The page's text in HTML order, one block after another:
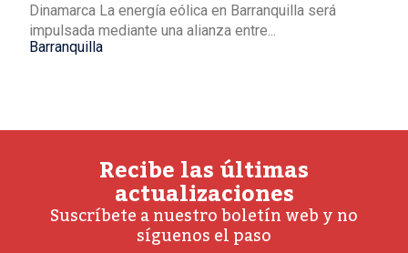
Dinamarca La energía eólica en Barranquilla será
impulsada mediante una alianza entre...
Barranquilla
Recibe las últimas
actualizaciones
Suscríbete a nuestro boletín web y no
síguenos el paso